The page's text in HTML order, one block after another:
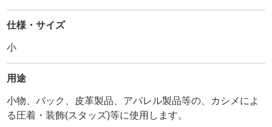
仕様・サイズ
小
用途
小物、バック、皮革製品、アパレル製品等の、カシメによ
る圧着・装飾(スタッズ)等に使用します。